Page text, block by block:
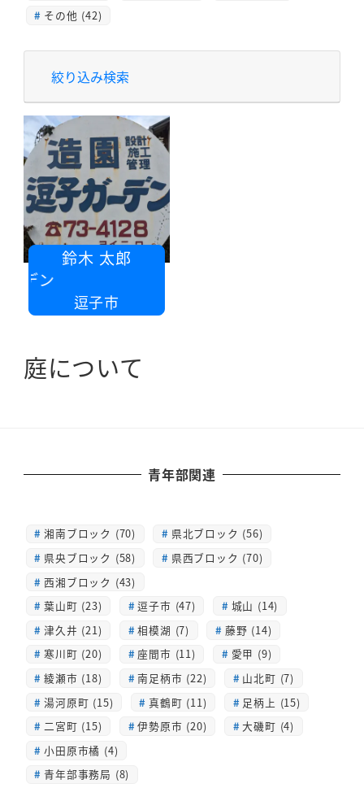
その他 (42)
絞り込み検索
鈴木 太郎
デン
逗子市
庭について
青年部関連
湘南ブロック (70)
県北ブロック (56)
県央ブロック (58)
県西ブロック (70)
西湘ブロック (43)
葉山町 (23)
逗子市 (47)
城山 (14)
津久井 (21)
相模湖 (7)
藤野 (14)
寒川町 (20)
座間市 (11)
愛甲 (9)
綾瀬市 (18)
南足柄市 (22)
山北町 (7)
湯河原町 (15)
真鶴町 (11)
足柄上 (15)
二宮町 (15)
伊勢原市 (20)
大磯町 (4)
小田原市橘 (4)
青年部事務局 (8)